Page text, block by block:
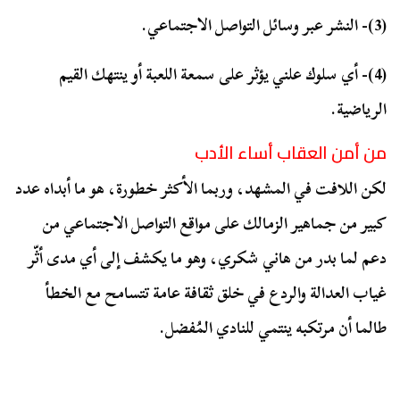
(3)- النشر عبر وسائل التواصل الاجتماعي.
(4)- أي سلوك علني يؤثر على سمعة اللعبة أو ينتهك القيم
الرياضية.
من أمن العقاب أساء الأدب
لكن اللافت في المشهد، وربما الأكثر خطورة، هو ما أبداه عدد
كبير من جماهير الزمالك على مواقع التواصل الاجتماعي من
دعم لما بدر من هاني شكري، وهو ما يكشف إلى أي مدى أثّر
غياب العدالة والردع في خلق ثقافة عامة تتسامح مع الخطأ
طالما أن مرتكبه ينتمي للنادي المُفضل.